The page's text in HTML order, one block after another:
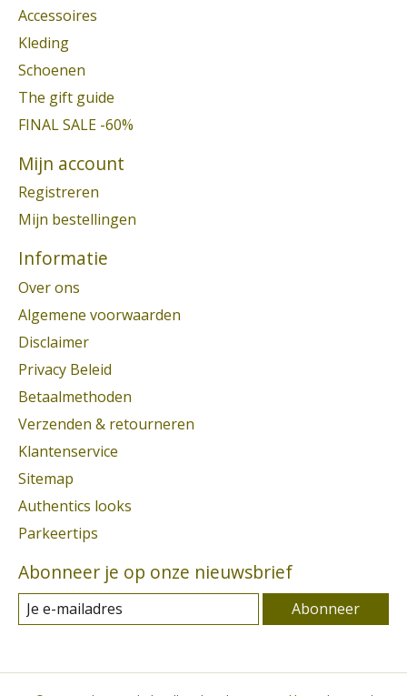
Accessoires
Kleding
Schoenen
The gift guide
FINAL SALE -60%
Mijn account
Registreren
Mijn bestellingen
Informatie
Over ons
Algemene voorwaarden
Disclaimer
Privacy Beleid
Betaalmethoden
Verzenden & retourneren
Klantenservice
Sitemap
Authentics looks
Parkeertips
Abonneer je op onze nieuwsbrief
Abonneer